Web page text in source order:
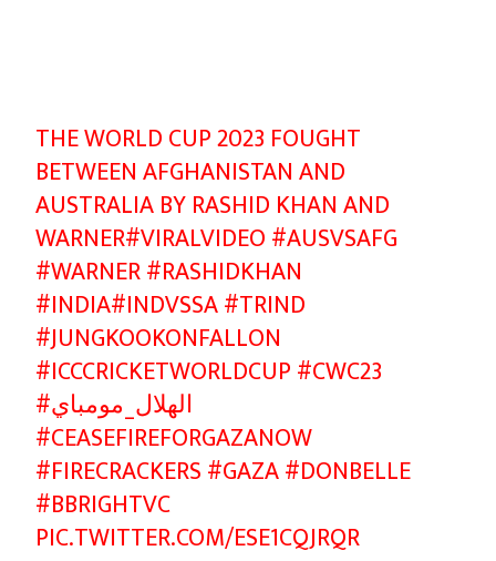
THE WORLD CUP 2023 FOUGHT
BETWEEN AFGHANISTAN AND
AUSTRALIA BY RASHID KHAN AND
WARNER#VIRALVIDEO#AUSVSAFG
#WARNER#RASHIDKHAN
#INDIA#INDVSSA#TRIND
#JUNGKOOKONFALLON
#ICCCRICKETWORLDCUP#CWC23
#الهلال_مومباي
#CEASEFIREFORGAZANOW
#FIRECRACKERS#GAZA#DONBELLE
#BBRIGHTVC
PIC.TWITTER.COM/ESE1CQJRQR